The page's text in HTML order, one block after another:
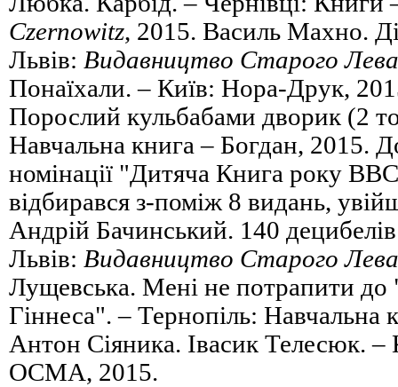
Czernowitz, 2015. Василь Махно.
Львів: Видавництво Старого Лева
Понаїхали. – Київ: Нора-Друк,
Порослий кульбабами дворик (2
Навчальна книга – Богдан, 2015.
номінації "Дитяча Книга року
відбирався з-поміж 8 видань,
Андрій Бачинський. 140
Львів: Видавництво Старого Лева
Лущевська. Мені не потрапити до
Гіннеса". – Тернопіль: Навчальна
Антон Сіяника. Івасик Телесюк. –
ОСМА, 2015.